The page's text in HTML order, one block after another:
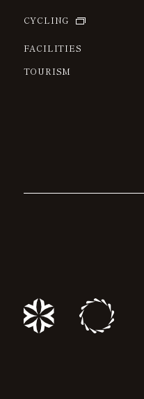
CYCLING
FACILITIES
TOURISM